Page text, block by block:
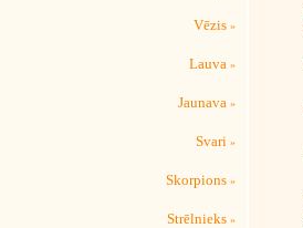
Vēzis »
Lauva »
Jaunava »
Svari »
Skorpions »
Strēlnieks »